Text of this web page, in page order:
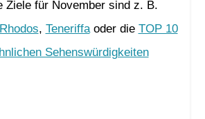
Ziele für November sind z. B.
Rhodos, Teneriffaoder die TOP 10
Sehenswürdigkeiten